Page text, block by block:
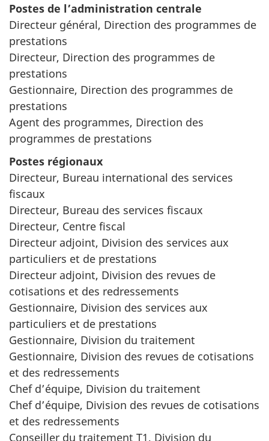
Postes de l’administration centrale
Directeur général, Direction des programmes de
prestations
Directeur, Direction des programmes de
prestations
Gestionnaire, Direction des programmes de
prestations
Agent des programmes, Direction des
programmes de prestations
Postes régionaux
Directeur, Bureau international des services
fiscaux
Directeur, Bureau des services fiscaux
Directeur, Centre fiscal
Directeur adjoint, Division des services aux
particuliers et de prestations
Directeur adjoint, Division des revues de
cotisations et des redressements
Gestionnaire, Division des services aux
particuliers et de prestations
Gestionnaire, Division du traitement
Gestionnaire, Division des revues de cotisations
et des redressements
Chef d’équipe, Division du traitement
Chef d’équipe, Division des revues de cotisations
et des redressements
Conseiller du traitement T1, Division du